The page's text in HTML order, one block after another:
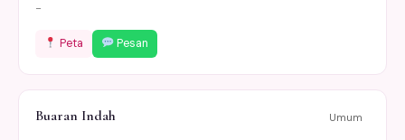
-
Peta Pesan
Buaran Indah Umum